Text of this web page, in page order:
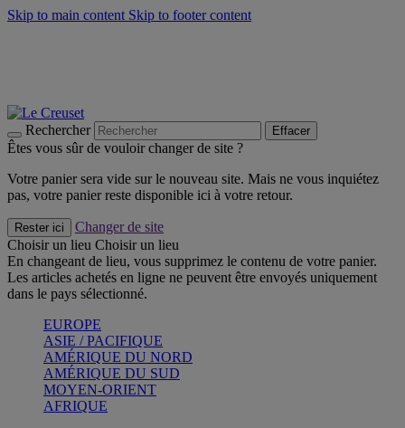
Skip to main content Skip to footer content
Rechercher Effacer
Êtes vous sûr de vouloir changer de site ?
Votre panier sera vide sur le nouveau site. Mais ne vous inquiétez
pas, votre panier reste disponible ici à votre retour.
Rester ici
Changer de site
Choisir un lieu Choisir un lieu
En changeant de lieu, vous supprimez le contenu de votre panier.
Les articles achetés en ligne ne peuvent être envoyés uniquement
dans le pays sélectionné.
EUROPE
ASIE / PACIFIQUE
AMÉRIQUE DU NORD
AMÉRIQUE DU SUD
MOYEN-ORIENT
AFRIQUE